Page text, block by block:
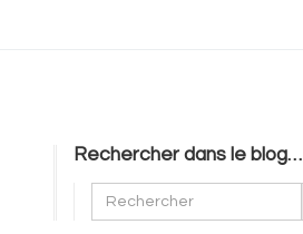
Rechercher dans le blog…